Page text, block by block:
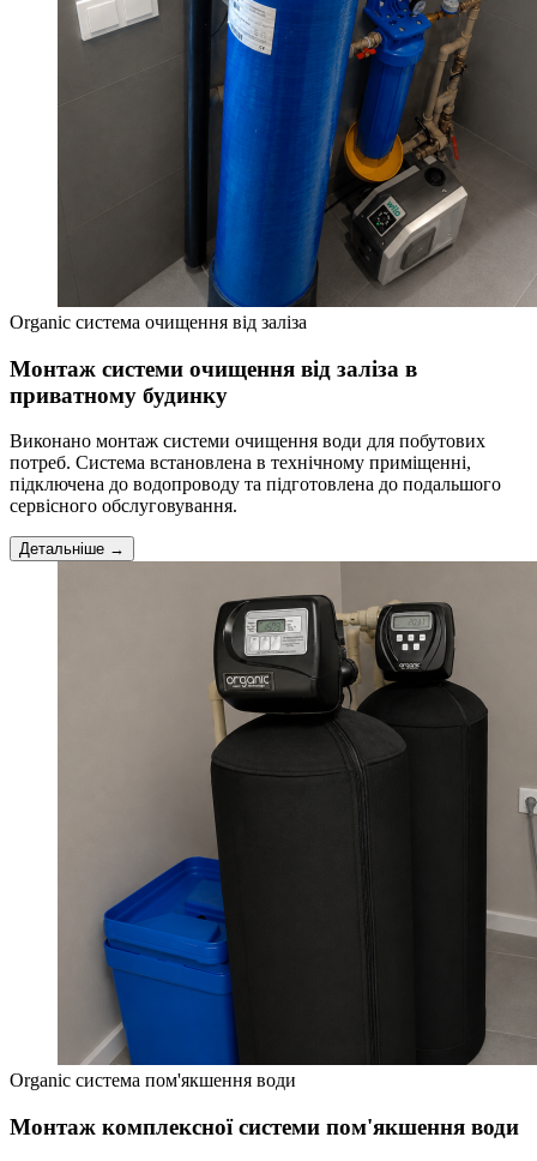
Organic система очищення від заліза
Монтаж системи очищення від заліза в
приватному будинку
Виконано монтаж системи очищення води для побутових
потреб. Система встановлена в технічному приміщенні,
підключена до водопроводу та підготовлена до подальшого
сервісного обслуговування.
Детальніше →
Organic система пом'якшення води
Монтаж комплексної системи пом'якшення води